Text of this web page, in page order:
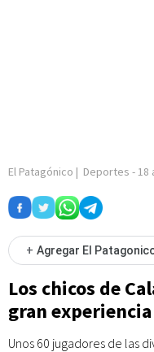
El Patagónico | Deportes - 18
+ Agregar El
Los chicos de
gran
Unos 60 jugadores de las